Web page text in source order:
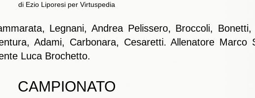
di Ezio Liporesi per Virtuspedia
Legnani, Andrea Pelissero, Broccoli,
Adami, Carbonara, Cesaretti. Allenatore Marco
Luca Brochetto.
CAMPIONATO